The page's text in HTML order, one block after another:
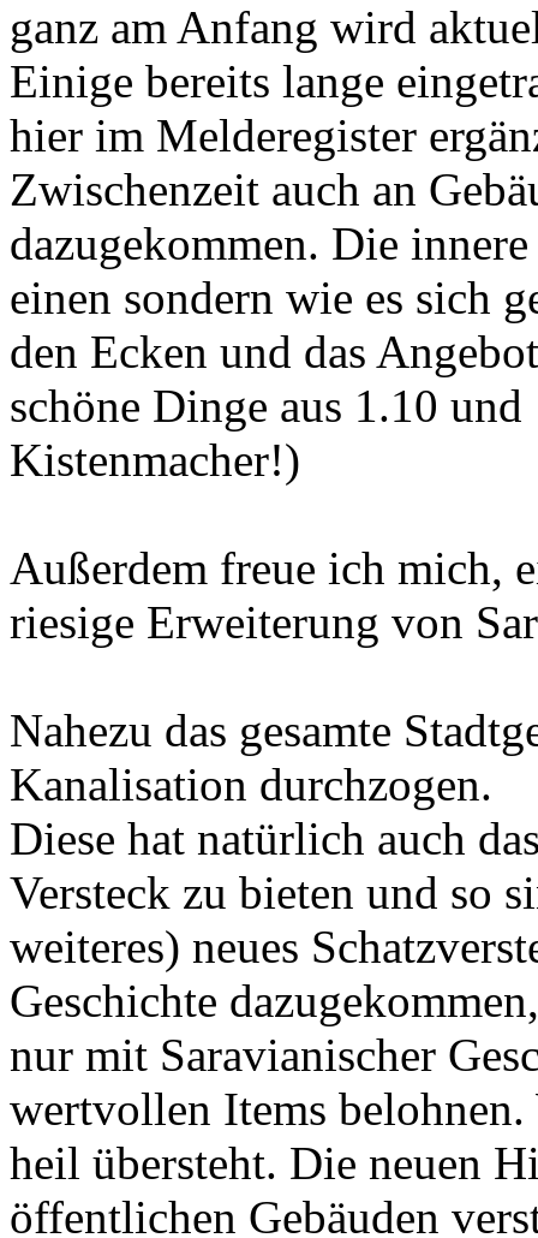
ganz am Anfang wird
Einige bereits lange
hier im Melderegister
Zwischenzeit auch an
dazugekommen. Die
einen sondern wie es sich
den Ecken und das
schöne Dinge aus 1.10
Kistenmacher!)
Außerdem freue ich mich,
riesige Erweiterung von
Nahezu das gesamte
Kanalisation durchzogen.
Diese hat natürlich auch
Versteck zu bieten und so
weiteres) neues
Geschichte
nur mit Saravianischer
wertvollen Items belohnen.
heil übersteht. Die neuen
öffentlichen Gebäuden